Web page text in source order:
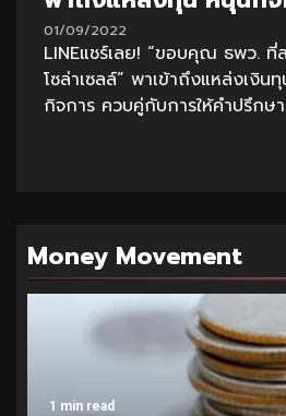
01/09/2022
LINEแชร์เลย! “ขอบคุณ ธพว. ที่
โซล่าเซลล์” พาเข้าถึงแหล่งเงิ
กิจการ ควบคู่กับการให้คำปรึกษา
Money Movement
1 min read